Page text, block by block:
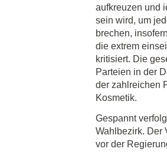
aufkreuzen und
sein wird, um
brechen,
die extrem
kritisiert. Die
Parteien in der
der zahlreichen
Kosmetik.
Gespannt
Wahlbezirk. Der
vor der